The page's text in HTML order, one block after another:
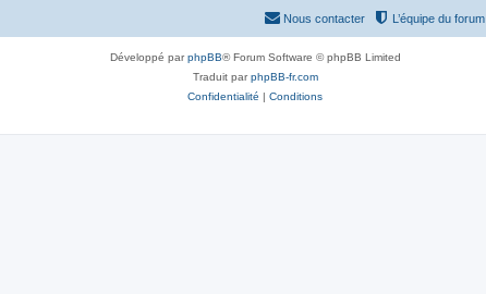
L’équipe du forum
Nous contacter
Développé parphpBB® Forum Software © phpBB Limited
Traduit parphpBB-fr.com
Confidentialité | Conditions